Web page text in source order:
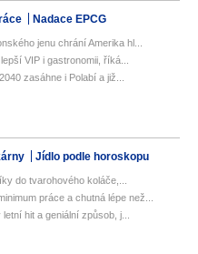
Nadace EPCG
jenu chrání Amerika hl...
VIP i gastronomii, říká...
zasáhne i Polabí a již...
Jídlo podle horoskopu
do tvarohového koláče,...
práce a chutná lépe než...
hit a geniální způsob, j...